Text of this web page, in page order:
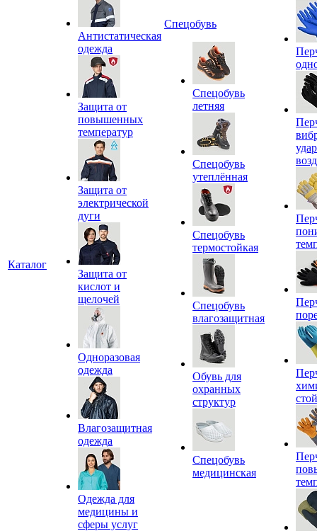
Каталог
Антистатическая
одежда
Защита от
повышенных
температур
Защита от
электрической
дуги
Защита от
кислот и
щелочей
Одноразовая
одежда
Влагозащитная
одежда
Одежда для
медицины и
сферы услуг
Спецобувь
Спецобувь
летняя
Спецобувь
утеплённая
Спецобувь
термостойкая
Спецобувь
влагозащитная
Обувь для
охранных
структур
Спецобувь
медицинская